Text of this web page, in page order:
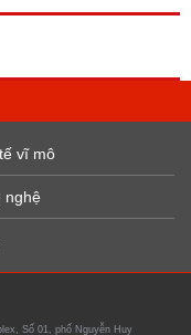
vĩ mô
nghệ
Số 01, phố Nguyễn Huy